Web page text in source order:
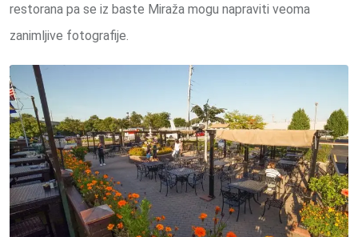
restorana pa se iz baste Miraža mogu napraviti veoma
zanimljive fotografije.